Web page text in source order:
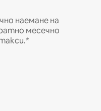
наемане на
месечно